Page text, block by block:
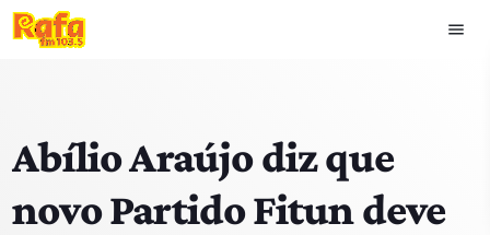
menu
play_arrow OUVIR RAFA
Abílio Araújo diz que
novo Partido Fitun deve